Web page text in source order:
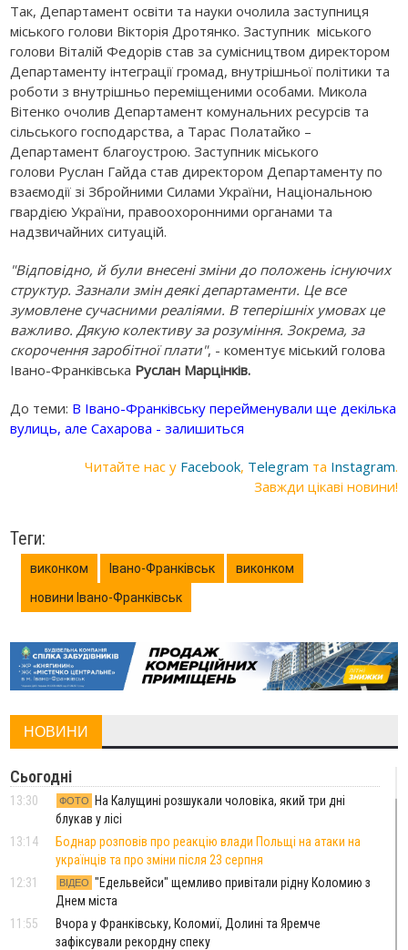
Так, Департамент освіти та науки очолила заступниця
міського голови Вікторія Дротянко. Заступник міського
голови Віталій Федорів став за сумісництвом директором
Департаменту інтеграції громад, внутрішньої політики та
роботи з внутрішньо переміщеними особами. Микола
Вітенко очолив Департамент комунальних ресурсів та
сільського господарства, а Тарас Полатайко –
Департамент благоустрою. Заступник міського
голови Руслан Гайда став директором Департаменту по
взаємодії зі Збройними Силами України, Національною
гвардією України, правоохоронними органами та
надзвичайних ситуацій.
"Відповідно, й були внесені зміни до положень існуючих
структур. Зазнали змін деякі департаменти. Це все
зумовлене сучасними реаліями. В теперішніх умовах це
важливо. Дякую колективу за розуміння. Зокрема, за
скорочення заробітної плати", - коментує міський голова
Івано-Франківська Руслан Марцінків.
До теми: В Івано-Франківську перейменували ще декілька
вулиць, але Сахарова - залишиться
Читайте нас у Facebook, Telegram та Instagram.
Завжди цікаві новини!
Теги:
виконком Івано-Франківськ
виконком
новини Івано-Франківськ
НОВИНИ
Сьогодні
13:30 ФОТО
На Калущині розшукали чоловіка, який три дні
блукав у лісі
13:14
Боднар розповів про реакцію влади Польщі на атаки на
українців та про зміни після 23 серпня
12:31
ВІДЕО "Едельвейси" щемливо привітали рідну Коломию з
Днем міста
11:55
Вчора у Франківську, Коломиї, Долині та Яремче
зафіксували рекордну спеку